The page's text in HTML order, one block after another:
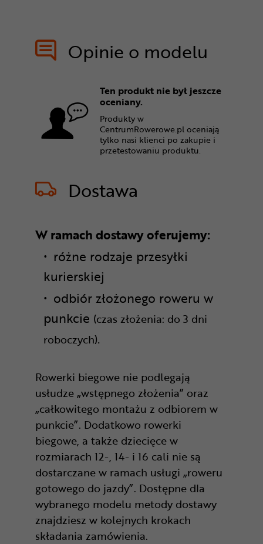
Opinie o modelu
Ten produkt nie był jeszcze
oceniany.
Produkty w
CentrumRowerowe.pl oceniają
tylko nasi klienci po zakupie i
przetestowaniu produktu.
Dostawa
W ramach dostawy oferujemy:
różne rodzaje przesyłki
kurierskiej
odbiór złożonego roweru w
punkcie (czas złożenia: do 3 dni
roboczych).
Rowerki biegowe nie podlegają
usłudze „wstępnego złożenia” oraz
„całkowitego montażu z odbiorem w
punkcie”. Dodatkowo rowerki
biegowe, a także dziecięce w
rozmiarach 12-, 14- i 16 cali nie są
dostarczane w ramach usługi „roweru
gotowego do jazdy”. Dostępne dla
wybranego modelu metody dostawy
znajdziesz w kolejnych krokach
składania zamówienia.